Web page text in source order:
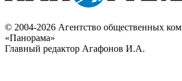
© 2004-2026 Агентство общественных
«Панорама»
Главный редактор Агафонов И.А.